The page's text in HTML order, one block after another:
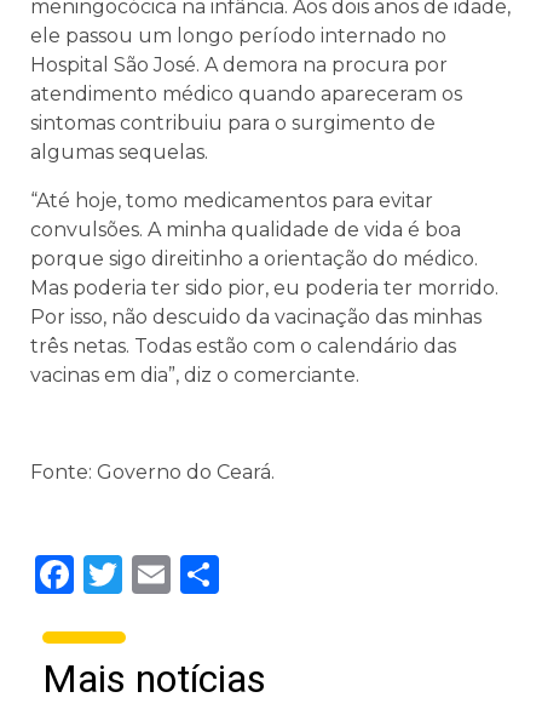
meningocócica na infância. Aos dois anos de idade,
ele passou um longo período internado no
Hospital São José. A demora na procura por
atendimento médico quando apareceram os
sintomas contribuiu para o surgimento de
algumas sequelas.
“Até hoje, tomo medicamentos para evitar
convulsões. A minha qualidade de vida é boa
porque sigo direitinho a orientação do médico.
Mas poderia ter sido pior, eu poderia ter morrido.
Por isso, não descuido da vacinação das minhas
três netas. Todas estão com o calendário das
vacinas em dia”, diz o comerciante.
Fonte: Governo do Ceará.
Facebook
Twitter
Email
Mais notícias